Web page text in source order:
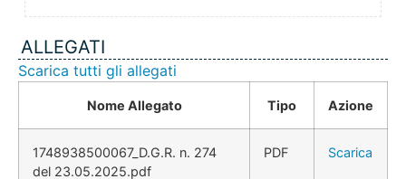
ALLEGATI
Scarica tutti gli allegati
Nome Allegato Tipo Azione
1748938500067_D.G.R. n. 274
del 23.05.2025.pdf
PDF Scarica